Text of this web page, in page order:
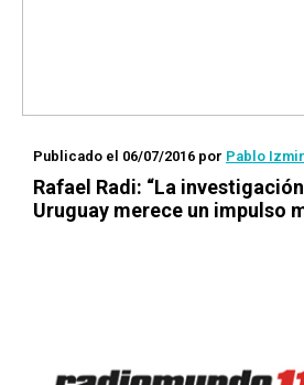
Publicado el 06/07/2016 por Pablo
Rafael Radi: “La
Uruguay merece un impulso